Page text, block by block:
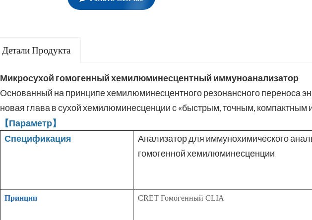
Детали Продукта
Микросухой гомогенный хемилюминесцентный иммуноанализатор
Основанный на принципе хемилюминесцентного резонансного переноса
новая глава в сухой хемилюминесценции с «быстрым, точным, компактным
【Параметр】
Спецификация
Анализатор для иммунохимического
гомогенной хемилюминесценции
Принцип CRET Гомогенный CLIA